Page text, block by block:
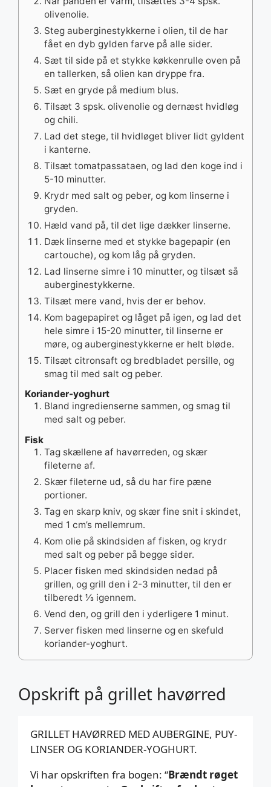
Opskrift på grillet havørred
GRILLET HAVØRRED MED AUBERGINE, PUY-
LINSER OG KORIANDER-YOGHURT.
Vi har opskriften fra bogen: “Brændt røget
olivenolie.
Steg auberginestykkerne i olien, til de har
fået en dyb gylden farve på alle sider.
Sæt til side på et stykke køkkenrulle oven på
en tallerken, så olien kan dryppe fra.
Sæt en gryde på medium blus.
Tilsæt 3 spsk. olivenolie og dernæst hvidløg
og chili.
Lad det stege, til hvidløget bliver lidt gyldent
i kanterne.
Tilsæt tomatpassataen, og lad den koge ind i
5-10 minutter.
Krydr med salt og peber, og kom linserne i
gryden.
Hæld vand på, til det lige dækker linserne.
Dæk linserne med et stykke bagepapir (en
cartouche), og kom låg på gryden.
Lad linserne simre i 10 minutter, og tilsæt så
auberginestykkerne.
Tilsæt mere vand, hvis der er behov.
Kom bagepapiret og låget på igen, og lad det
hele simre i 15-20 minutter, til linserne er
møre, og auberginestykkerne er helt bløde.
Tilsæt citronsaft og bredbladet persille, og
smag til med salt og peber.
Koriander-yoghurt
Bland ingredienserne sammen, og smag til
med salt og peber.
Fisk
Tag skællene af havørreden, og skær
fileterne af.
Skær fileterne ud, så du har fire pæne
portioner.
Tag en skarp kniv, og skær fine snit i skindet,
med 1 cm’s mellemrum.
Kom olie på skindsiden af fisken, og krydr
med salt og peber på begge sider.
Placer fisken med skindsiden nedad på
grillen, og grill den i 2-3 minutter, til den er
tilberedt 1⁄3 igennem.
Vend den, og grill den i yderligere 1 minut.
Server fisken med linserne og en skefuld
koriander-yoghurt.